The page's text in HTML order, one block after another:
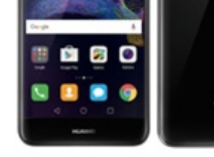
โปรโมชั่นจากค่ายมือถือ
คลิปมือถือ
TOP 10 ข่าวมือถือ